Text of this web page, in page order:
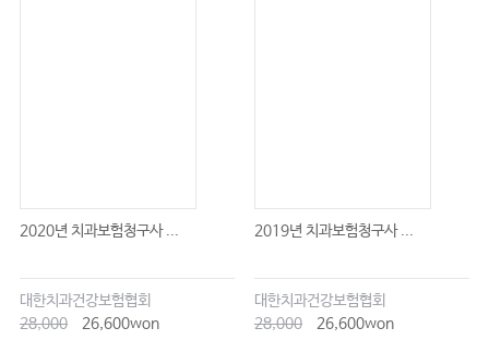
2020년 치과보험청구사 ...
대한치과건강보험협회
28,000
26,600won
2019년 치과보험청구사 ...
대한치과건강보험협회
28,000
26,600won